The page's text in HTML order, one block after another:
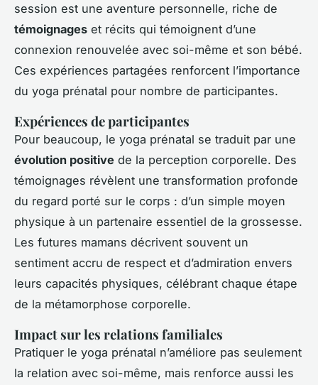
session est une aventure personnelle, riche de
témoignages et récits qui témoignent d’une
connexion renouvelée avec soi-même et son bébé.
Ces expériences partagées renforcent l’importance
du yoga prénatal pour nombre de participantes.
Expériences de participantes
Pour beaucoup, le yoga prénatal se traduit par une
évolution positive de la perception corporelle. Des
témoignages révèlent une transformation profonde
du regard porté sur le corps : d’un simple moyen
physique à un partenaire essentiel de la grossesse.
Les futures mamans décrivent souvent un
sentiment accru de respect et d’admiration envers
leurs capacités physiques, célébrant chaque étape
de la métamorphose corporelle.
Impact sur les relations familiales
Pratiquer le yoga prénatal n’améliore pas seulement
la relation avec soi-même, mais renforce aussi les